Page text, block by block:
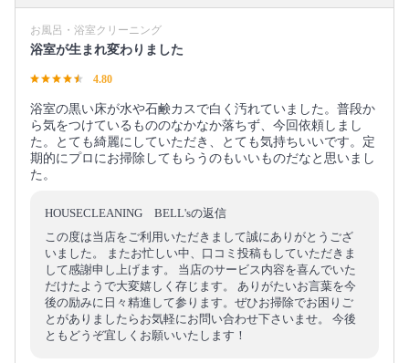
お風呂・浴室クリーニング
浴室が生まれ変わりました
4.80
浴室の黒い床が水や石鹸カスで白く汚れていました。普段か
ら気をつけているもののなかなか落ちず、今回依頼しまし
た。とても綺麗にしていただき、とても気持ちいいです。定
期的にプロにお掃除してもらうのもいいものだなと思いまし
た。
HOUSECLEANING BELL'sの返信
この度は当店をご利用いただきまして誠にありがとうござ
いました。 またお忙しい中、口コミ投稿もしていただきま
して感謝申し上げます。 当店のサービス内容を喜んでいた
だけたようで大変嬉しく存じます。 ありがたいお言葉を今
後の励みに日々精進して参ります。ぜひお掃除でお困りご
とがありましたらお気軽にお問い合わせ下さいませ。 今後
ともどうぞ宜しくお願いいたします！